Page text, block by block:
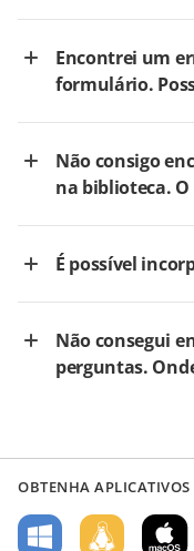
Encontrei um
formulário.
Não consigo
na biblioteca. O
É possível
Não consegui
perguntas.
OBTENHA APLICATIVOS